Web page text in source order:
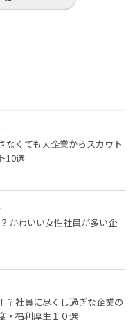
なくても大企業からスカウト
10選
かわいい女性社員が多い企
？社員に尽くし過ぎな企業の
・福利厚生１０選